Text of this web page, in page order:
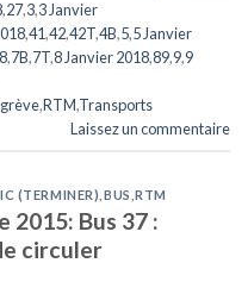
,27,3,3 Janvier
,41,42,42T,4B,5,5 Janvier
,7B,7T,8 Janvier 2018,89,9,9
,RTM,Transports
Laissez un commentaire
(TERMINER) BUS ,RTM
2015: Bus 37 :
circuler